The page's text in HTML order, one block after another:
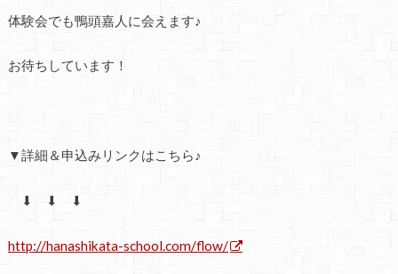
体験会でも鴨頭嘉人に会えます♪
お待ちしています！
▼詳細＆申込みリンクはこちら♪
⬇ ⬇ ⬇
http://hanashikata-school.com/flow/